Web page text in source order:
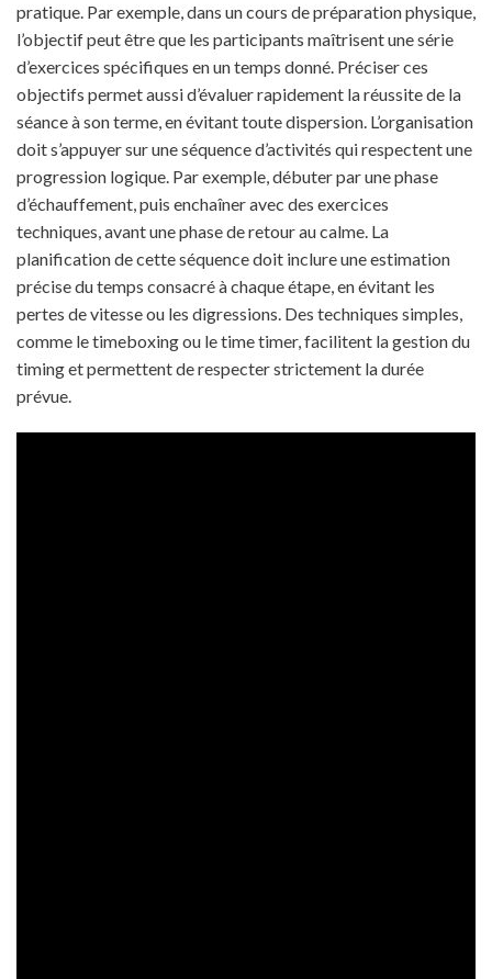
pratique. Par exemple, dans un cours de préparation physique,
l’objectif peut être que les participants maîtrisent une série
d’exercices spécifiques en un temps donné. Préciser ces
objectifs permet aussi d’évaluer rapidement la réussite de la
séance à son terme, en évitant toute dispersion. L’organisation
doit s’appuyer sur une séquence d’activités qui respectent une
progression logique. Par exemple, débuter par une phase
d’échauffement, puis enchaîner avec des exercices
techniques, avant une phase de retour au calme. La
planification de cette séquence doit inclure une estimation
précise du temps consacré à chaque étape, en évitant les
pertes de vitesse ou les digressions. Des techniques simples,
comme le timeboxing ou le time timer, facilitent la gestion du
timing et permettent de respecter strictement la durée
prévue.